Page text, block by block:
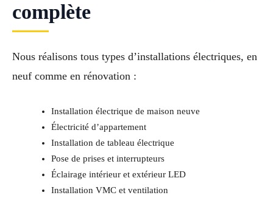
complète
Nous réalisons tous types d’installations électriques, en
neuf comme en rénovation :
Installation électrique de maison neuve
Électricité d’appartement
Installation de tableau électrique
Pose de prises et interrupteurs
Éclairage intérieur et extérieur LED
Installation VMC et ventilation